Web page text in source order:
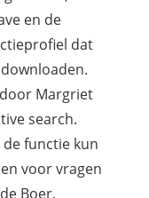
en de
dat
Margriet
search.
functie kun
voor vragen
Boer,